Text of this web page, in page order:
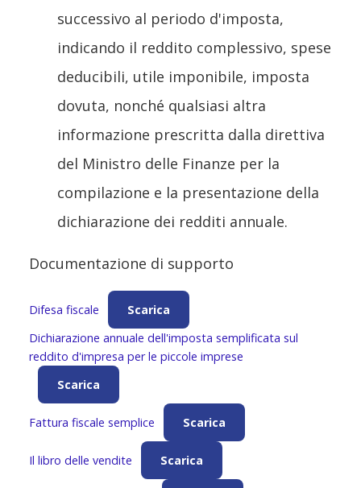
successivo al periodo d'imposta,
indicando il reddito complessivo, spese
deducibili, utile imponibile, imposta
dovuta, nonché qualsiasi altra
informazione prescritta dalla direttiva
del Ministro delle Finanze per la
compilazione e la presentazione della
dichiarazione dei redditi annuale.
Documentazione di supporto
Difesa fiscale
Scarica
Dichiarazione annuale dell'imposta semplificata sul
reddito d'impresa per le piccole imprese
Scarica
Fattura fiscale semplice Scarica
Il libro delle vendite Scarica